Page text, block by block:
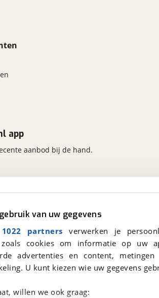
van uw gegevens
partners verwerken je
zoals cookies om informatie op
advertenties en content,
U kunt kiezen wie uw gegevens
willen we ook graag:
15
Bunnik
van
app
aanbod bij de hand.
Disclaimer- en Privacyverklaring